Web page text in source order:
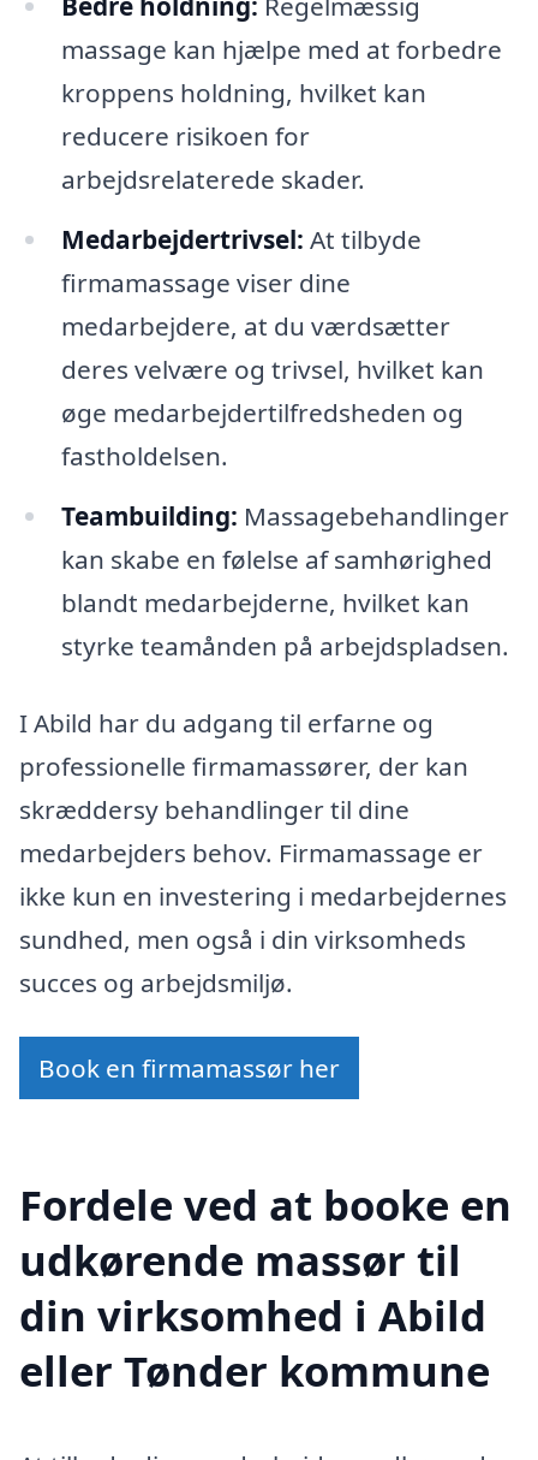
massage kan hjælpe med at forbedre
kroppens holdning, hvilket kan
reducere risikoen for
arbejdsrelaterede skader.
Medarbejdertrivsel: At tilbyde
firmamassage viser dine
medarbejdere, at du værdsætter
deres velvære og trivsel, hvilket kan
øge medarbejdertilfredsheden og
fastholdelsen.
Teambuilding: Massagebehandlinger
kan skabe en følelse af samhørighed
blandt medarbejderne, hvilket kan
styrke teamånden på arbejdspladsen.
I Abild har du adgang til erfarne og
professionelle firmamassører, der kan
skræddersy behandlinger til dine
medarbejders behov. Firmamassage er
ikke kun en investering i medarbejdernes
sundhed, men også i din virksomheds
succes og arbejdsmiljø.
Book en firmamassør her
Fordele ved at booke en
udkørende massør til
din virksomhed i Abild
eller Tønder kommune